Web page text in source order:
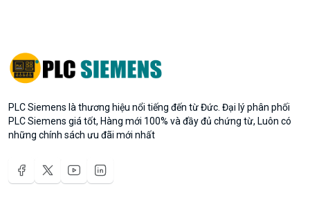
PLC Siemens là thương hiệu nổi tiếng đến từ Đức. Đại lý phân phối
PLC Siemens giá tốt, Hàng mới 100% và đầy đủ chứng từ, Luôn có
những chính sách ưu đãi mới nhất